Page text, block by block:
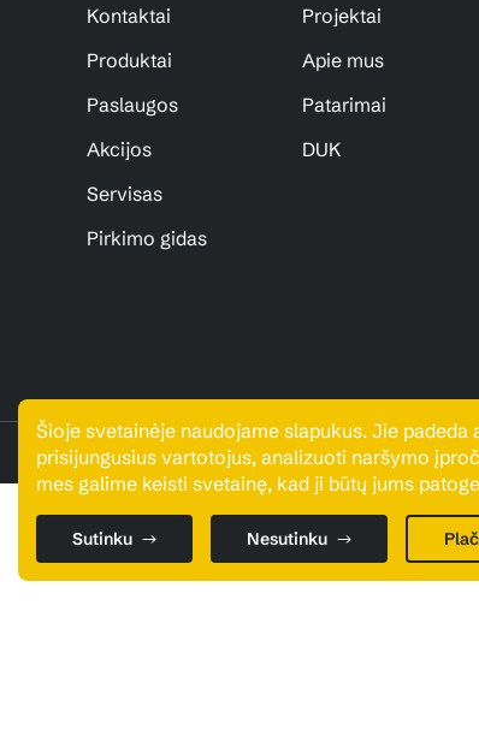
Šioje svetainėje naudojame slapukus. Jie padeda
prisijungusius vartotojus, analizuoti naršymo
mes galime keisti svetainę, kad ji būtų jums
Sutinku Nesutinku
Kontaktai
Produktai
Paslaugos
Akcijos
Servisas
Pirkimo gidas
Projektai
Apie mus
Patarimai
DUK
UAB "Metalurga". Visos teisės saugomos © 2026